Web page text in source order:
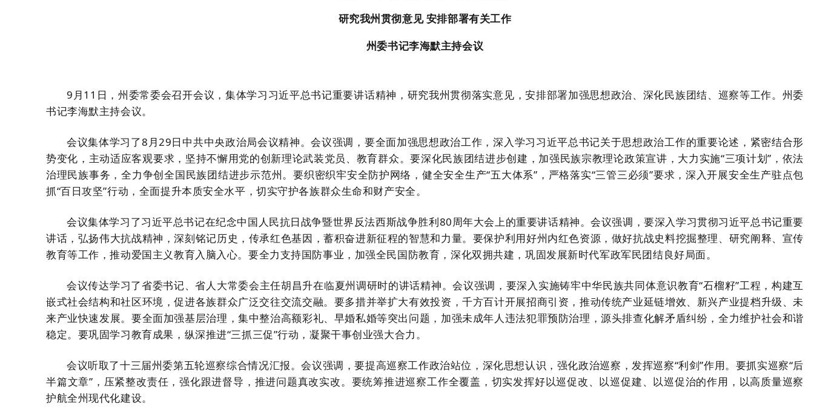
研究我州贯彻意见 安排部署有关工作
州委书记李海默主持会议
9月11日，州委常委会召开会议，集体学习习近平总书记重要讲话精神，研究我州贯彻落实意见，安排部署加强思想政治、深化民族团结、巡察等工作。州委
书记李海默主持会议。
会议集体学习了8月29日中共中央政治局会议精神。会议强调，要全面加强思想政治工作，深入学习习近平总书记关于思想政治工作的重要论述，紧密结合形
势变化，主动适应客观要求，坚持不懈用党的创新理论武装党员、教育群众。要深化民族团结进步创建，加强民族宗教理论政策宣讲，大力实施“三项计划”，依法
治理民族事务，全力争创全国民族团结进步示范州。要织密织牢安全防护网络，健全安全生产“五大体系”，严格落实“三管三必须”要求，深入开展安全生产驻点包
抓“百日攻坚”行动，全面提升本质安全水平，切实守护各族群众生命和财产安全。
会议集体学习了习近平总书记在纪念中国人民抗日战争暨世界反法西斯战争胜利80周年大会上的重要讲话精神。会议强调，要深入学习贯彻习近平总书记重要
讲话，弘扬伟大抗战精神，深刻铭记历史，传承红色基因，蓄积奋进新征程的智慧和力量。要保护利用好州内红色资源，做好抗战史料挖掘整理、研究阐释、宣传
教育等工作，推动爱国主义教育入脑入心。要全力支持国防事业，加强全民国防教育，深化双拥共建，巩固发展新时代军政军民团结良好局面。
会议传达学习了省委书记、省人大常委会主任胡昌升在临夏州调研时的讲话精神。会议强调，要深入实施铸牢中华民族共同体意识教育“石榴籽”工程，构建互
嵌式社会结构和社区环境，促进各族群众广泛交往交流交融。要多措并举扩大有效投资，千方百计开展招商引资，推动传统产业延链增效、新兴产业提档升级、未
来产业快速发展。要全面加强基层治理，集中整治高额彩礼、早婚私婚等突出问题，加强未成年人违法犯罪预防治理，源头排查化解矛盾纠纷，全力维护社会和谐
稳定。要巩固学习教育成果，纵深推进“三抓三促”行动，凝聚干事创业强大合力。
会议听取了十三届州委第五轮巡察综合情况汇报。会议强调，要提高巡察工作政治站位，深化思想认识，强化政治巡察，发挥巡察“利剑”作用。要抓实巡察“后
半篇文章”，压紧整改责任，强化跟进督导，推进问题真改实改。要统筹推进巡察工作全覆盖，切实发挥好以巡促改、以巡促建、以巡促治的作用，以高质量巡察
护航全州现代化建设。